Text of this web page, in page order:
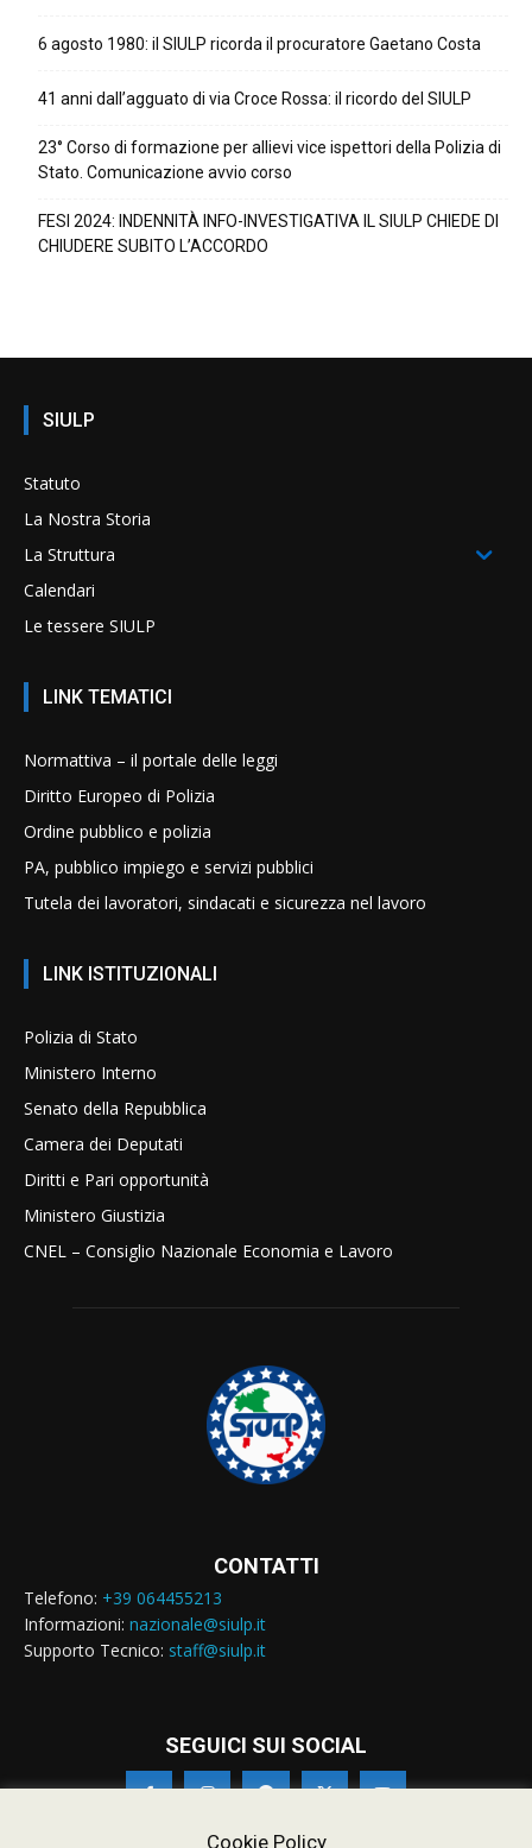
6 agosto 1980: il SIULP ricorda il procuratore Gaetano Costa
41 anni dall’agguato di via Croce Rossa: il ricordo del SIULP
23° Corso di formazione per allievi vice ispettori della Polizia di
Stato. Comunicazione avvio corso
FESI 2024: INDENNITÀ INFO-INVESTIGATIVA IL SIULP CHIEDE DI
CHIUDERE SUBITO L’ACCORDO
SIULP
Statuto
La Nostra Storia
La Struttura
Calendari
Le tessere SIULP
LINK TEMATICI
Normattiva – il portale delle leggi
Diritto Europeo di Polizia
Ordine pubblico e polizia
PA, pubblico impiego e servizi pubblici
Tutela dei lavoratori, sindacati e sicurezza nel lavoro
LINK ISTITUZIONALI
Polizia di Stato
Ministero Interno
Senato della Repubblica
Camera dei Deputati
Diritti e Pari opportunità
Ministero Giustizia
CNEL – Consiglio Nazionale Economia e Lavoro
CONTATTI
Telefono: +39 064455213
Informazioni: nazionale@siulp.it
Supporto Tecnico: staff@siulp.it
SEGUICI SUI SOCIAL
Cookie Policy